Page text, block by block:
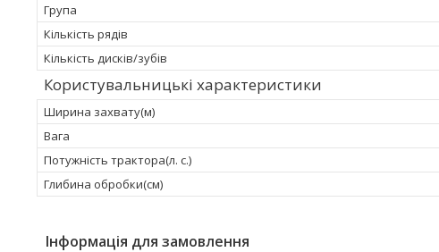
Група
Кількість рядів
Кількість дисків/зубів
Користувальницькі характеристики
Ширина захвату(м)
Вага
Потужність трактора(л. с.)
Глибина обробки(см)
Інформація для замовлення